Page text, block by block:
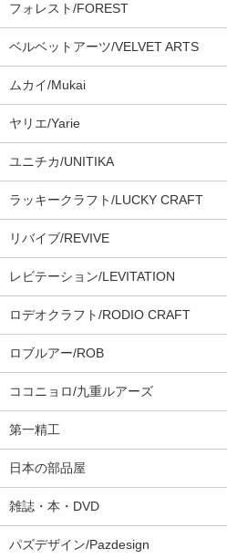
フォレスト/FOREST
ベルベットアーツ/VELVET ARTS
ムカイ/Mukai
ヤリエ/Yarie
ユニチカ/UNITIKA
ラッキークラフト/LUCKY CRAFT
リバイブ/REVIVE
レビテーション/LEVITATION
ロデオクラフト/RODIO CRAFT
ロブルアー/ROB
ココニョロ/九重ルアーズ
第一精工
日本の部品屋
雑誌・本・DVD
パズデザイン/Pazdesign